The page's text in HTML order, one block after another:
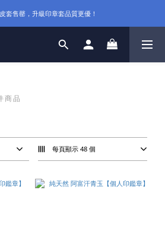
套售罄，升級印章套品質更優！
商品
每頁顯示 48 個